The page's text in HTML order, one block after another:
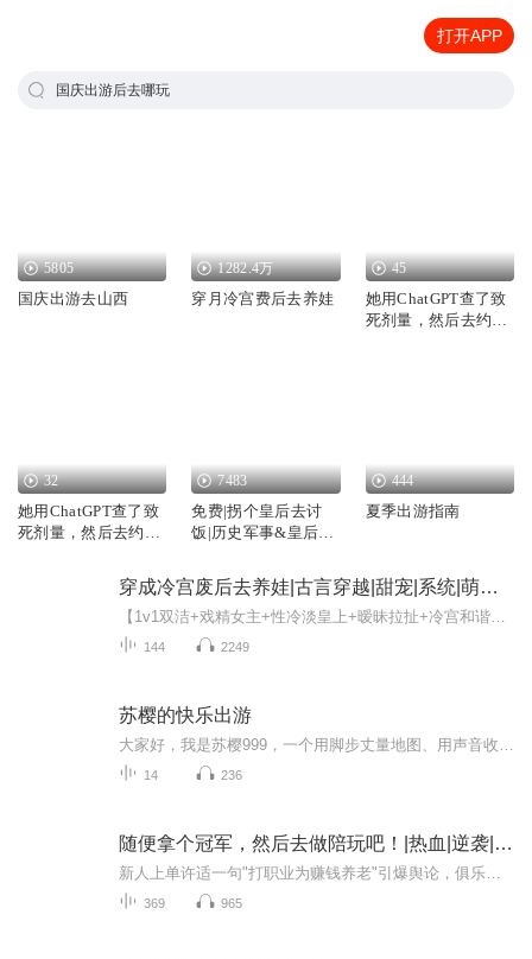
打开APP
国庆出游后去哪玩
5805
国庆出游去山西
1282.4万
穿月冷宫费后去养娃
45
她用ChatGPT查了致
死剂量，然后去约会
32
她用ChatGPT查了致
死剂量，然后去约会
7483
免费|拐个皇后去讨
饭|历史军事&皇后&
444
夏季出游指南
穿成冷宫废后去养娃|古言穿越|甜宠|系统|萌宝养成
144 2249
苏樱的快乐出游
14 236
随便拿个冠军，然后去做陪玩吧！|热血|逆袭|励志|体育赛事|竞技
369 965